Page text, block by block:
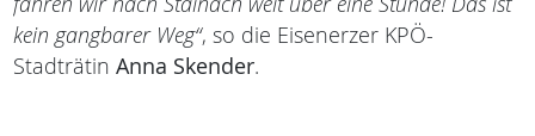
kein gangbarer Weg“, so die Eisenerzer KPÖ-
Stadträtin Anna Skender.